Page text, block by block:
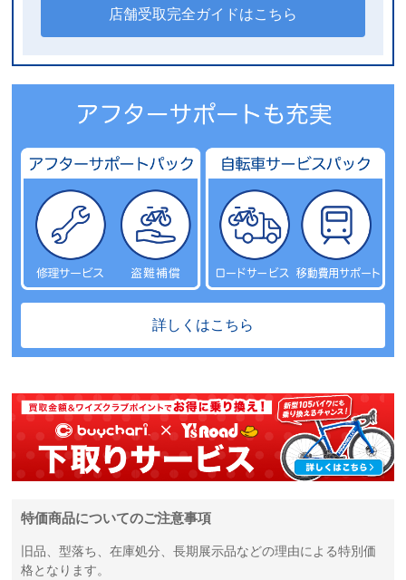
店舗受取完全ガイドはこちら
詳しくはこちら
特価商品についてのご注意事項
旧品、型落ち、在庫処分、長期展示品などの理由による特別価
格となります。